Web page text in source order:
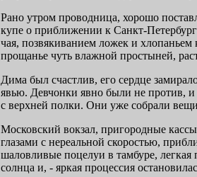
Рано утром проводница, хорошо
купе о приближении к Санкт-
чая, позвякиванием ложек и
прощанье чуть влажной простыней,
Дима был счастлив, его сердце
явью. Девчонки явно были не против, и
с верхней полки. Они уже собрали
Московский вокзал, пригородные
глазами с нереальной скоростью,
шаловливые поцелуи в тамбуре, легкая
солнца и, - яркая процессия